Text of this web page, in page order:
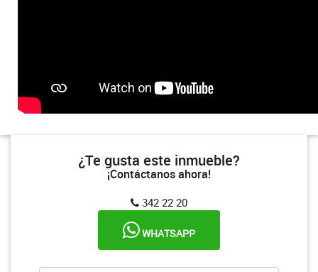
¿Te gusta este inmueble?
¡Contáctanos ahora!
342 22 20
WHATSAPP